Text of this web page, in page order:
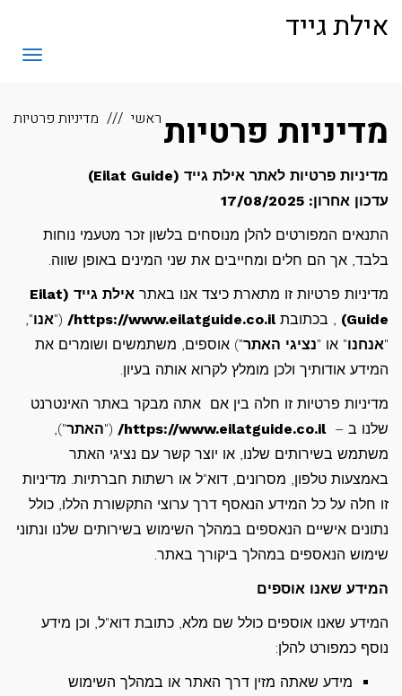
אילת גייד
ראשי מדיניות פרטיות מדיניות פרטיות
מדיניות פרטיות לאתר אילת גייד (Eilat Guide)
עדכון אחרון: 17/08/2025
התנאים המפורטים להלן מנוסחים בלשון זכר מטעמי נוחות
בלבד, אך הם חלים ומחייבים את שני המינים באופן שווה.
מדיניות פרטיות זו מתארת כיצד אנו באתר
אילת גייד (Eilat
Guide)
, בכתובתhttps://www.eilatguide.co.il/
("אנו",
"אנחנו" או "נציגי האתר") אוספים, משתמשים ושומרים את
המידע אודותיך ולכן מומלץ לקרוא אותה בעיון.
מדיניות פרטיות זו חלה בין אם אתה מבקר באתר האינטרנט
שלנו ב –https://www.eilatguide.co.il/
("האתר"),
משתמש בשירותים שלנו, או יוצר קשר עם נציגי האתר
באמצעות טלפון, מסרונים, דוא"ל או רשתות חברתיות. מדיניות
זו חלה על כל המידע הנאסף דרך ערוצי התקשורת הללו, כולל
נתונים אישיים הנאספים במהלך השימוש בשירותים שלנו ונתוני
שימוש הנאספים במהלך ביקורך באתר.
המידע שאנו אוספים
המידע שאנו אוספים כולל שם מלא, כתובת דוא"ל, וכן מידע
נוסף כמפורט להלן:
מידע שאתה מזין דרך האתר או במהלך השימוש